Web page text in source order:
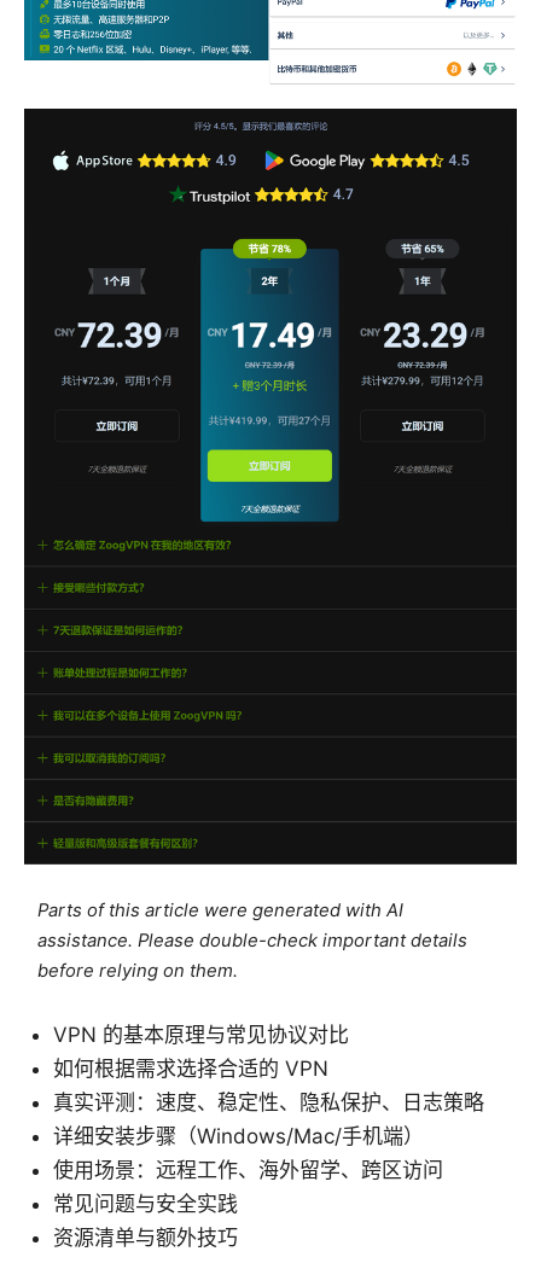
Parts of this article were generated with AI
assistance. Please double-check important details
before relying on them.
VPN 的基本原理与常见协议对比
如何根据需求选择合适的 VPN
真实评测：速度、稳定性、隐私保护、日志策略
详细安装步骤（Windows/Mac/手机端）
使用场景：远程工作、海外留学、跨区访问
常见问题与安全实践
资源清单与额外技巧